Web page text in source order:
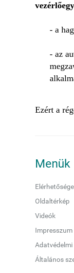
- a
- az
Ezért a
Menük
Oldaltérkép
Videók
Impresszum
Általános